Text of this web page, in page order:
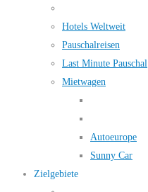
Hotels Weltweit
Pauschalreisen
Last Minute Pauschal
Mietwagen
Autoeurope
Sunny Car
Zielgebiete